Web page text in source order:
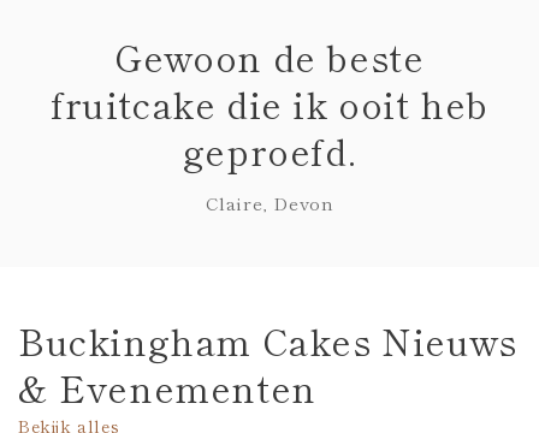
Gewoon de beste
fruitcake die ik ooit heb
geproefd.
Claire, Devon
Buckingham Cakes Nieuws
& Evenementen
Bekijk alles